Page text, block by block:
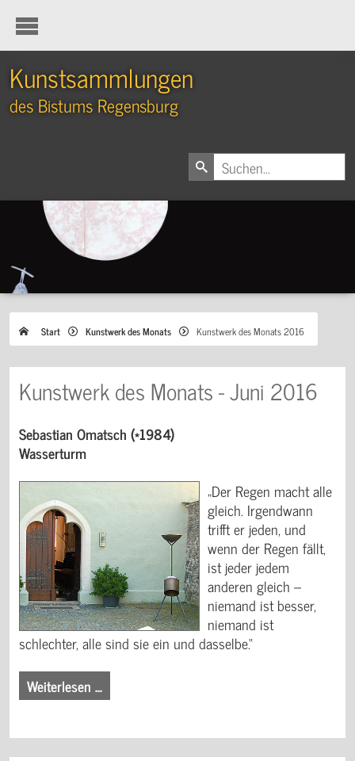
Kunstsammlungen
des Bistums Regensburg
Start Kunstwerk des Monats Kunstwerk des Monats 2016
Kunstwerk des Monats - Juni 2016
Sebastian Omatsch (*1984)
Wasserturm
„Der Regen macht alle
gleich. Irgendwann
trifft er jeden, und
wenn der Regen fällt,
ist jeder jedem
anderen gleich –
niemand ist besser,
niemand ist
schlechter, alle sind sie ein und dasselbe.“
Weiterlesen …